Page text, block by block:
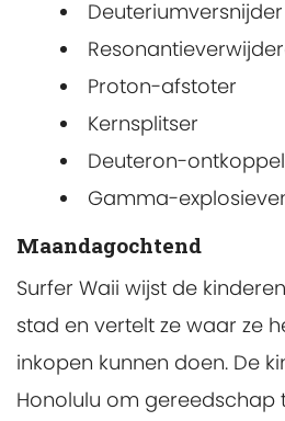
Deuteriumversnijder
Proton-afstoter
Kernsplitser
Deuteron-
Gamma-
Maandagochtend
Surfer Waii wijst de
stad en vertelt ze waar ze
inkopen kunnen doen. De
Honolulu om gereedschap